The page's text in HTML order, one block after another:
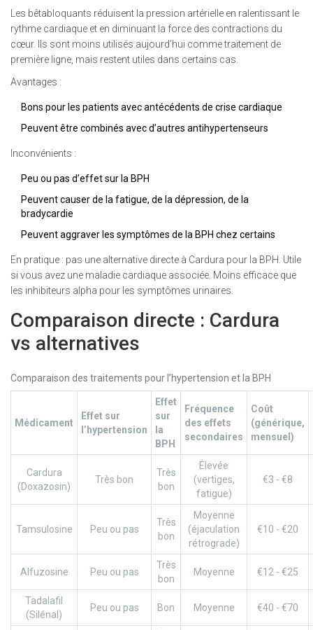
Les bêtabloquants réduisent la pression artérielle en ralentissant le
rythme cardiaque et en diminuant la force des contractions du
cœur. Ils sont moins utilisés aujourd’hui comme traitement de
première ligne, mais restent utiles dans certains cas.
Avantages :
Bons pour les patients avec antécédents de crise cardiaque
Peuvent être combinés avec d’autres antihypertenseurs
Inconvénients :
Peu ou pas d’effet sur la BPH
Peuvent causer de la fatigue, de la dépression, de la
bradycardie
Peuvent aggraver les symptômes de la BPH chez certains
En pratique : pas une alternative directe à Cardura pour la BPH. Utile
si vous avez une maladie cardiaque associée. Moins efficace que
les inhibiteurs alpha pour les symptômes urinaires.
Comparaison directe : Cardura
vs alternatives
Comparaison des traitements pour l’hypertension et la BPH
Médicament
Effet sur
l’hypertension
Effet
sur
la
BPH
Fréquence
des effets
secondaires
Coût
(générique,
mensuel)
Cardura
(Doxazosin)
Très bon
Très
bon
Élevée
(vertiges,
fatigue)
€3 - €8
Tamsulosine Peu ou pas
Très
bon
Moyenne
(éjaculation
rétrograde)
€10 - €20
Alfuzosine Peu ou pas
Très
bon
Moyenne €12 - €25
Tadalafil
(Silénal)
Peu ou pas Bon Moyenne €40 - €70